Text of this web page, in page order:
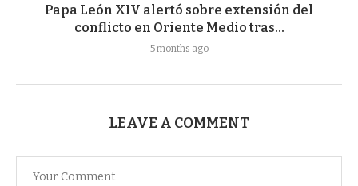
Papa León XIV alertó sobre extensión del
conflicto en Oriente Medio tras...
5 months ago
LEAVE A COMMENT